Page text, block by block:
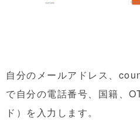
自分のメールアドレス、
で自分の電話番号、国籍、
ド）を入力します。